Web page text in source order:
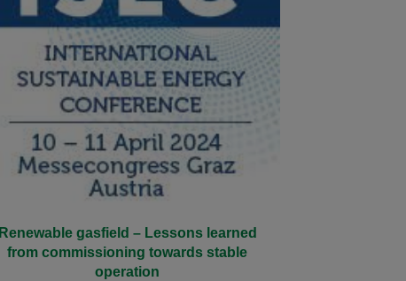
Renewable gasfield – Lessons learned
from commissioning towards stable
operation